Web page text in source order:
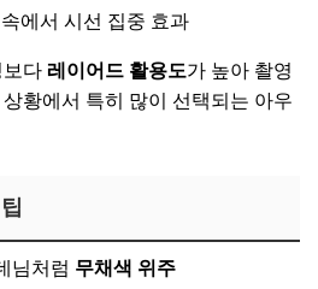
에서 시선 집중 효과
다 레이어드 활용도가 높아 촬영
황에서 특히 많이 선택되는 아우
님처럼 무채색 위주